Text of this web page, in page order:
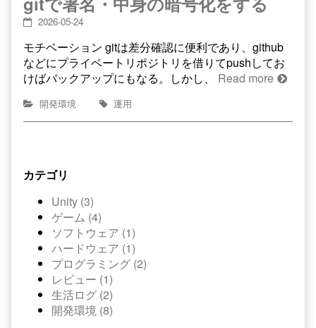
2026-05-24
モチベーション gitは差分確認に便利であり、github
などにプライベートリポジトリを借りてpushしてお
けばバックアップにもなる。しかし、 Read more
開発環境 運用
カテゴリ
Unity (3)
ゲーム (4)
ソフトウェア (1)
ハードウェア (1)
プログラミング (2)
レビュー (1)
生活ログ (2)
開発環境 (8)